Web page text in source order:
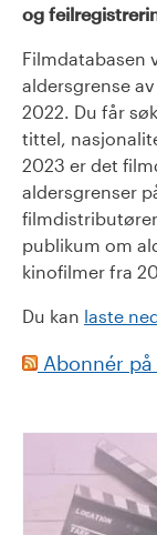
og
Filmdatabasen
aldersgrense
2022. Du får
tittel,
2023 er det
aldersgrenser
publikum om
kinofilmer fra
Du kan laste
Abonnér på